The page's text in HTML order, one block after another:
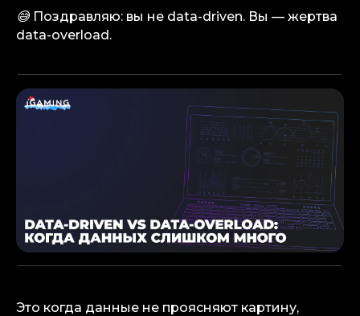
😅 Поздравляю: вы не data-driven. Вы — жертва
data-overload.
Это когда данные не проясняют картину,